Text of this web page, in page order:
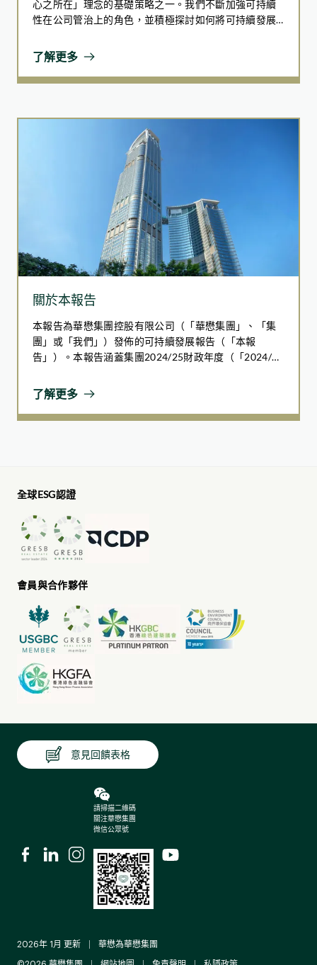
心之所在」理念的基礎策略之一。我們不斷加強可持續
性在公司管治上的角色，並積極探討如何將可持續發展
有效的 ESG 管治和知識的轉移，我們建構了一個綜合和
強健的 ESG 管治體系，涵蓋了不同與企業可持續發展相
關的議題，並在報告期內於管治方面取得進步。
了解更多
關於本報告
本報告為華懋集團控股有限公司（「華懋集團」、「集
團」或「我們」）發佈的可持續發展報告（「本報
告」）。本報告涵蓋集團2024/25財政年度（「2024/25
告期」）。
了解更多
全球ESG認證
會員與合作夥伴
意見回饋表格
請掃描二維碼
關注華懋集團
微信公眾號
2026年 1月 更新 華懋為華懋集團